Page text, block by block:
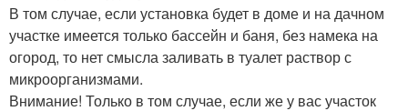
В том случае, если установка будет в доме и на дачном
участке имеется только бассейн и баня, без намека на
огород, то нет смысла заливать в туалет раствор с
микроорганизмами.
Внимание! Только в том случае, если же у вас участок